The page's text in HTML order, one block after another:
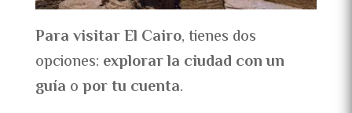
Para visitar El Cairo, tienes dos
opciones: explorar la ciudad con un
guía opor tu cuenta.